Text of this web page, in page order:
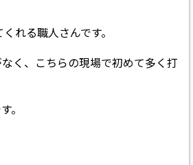
れる職人さんです。
く、こちらの現場で初めて多く打
。